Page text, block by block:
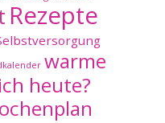
Rezepte
warme
heute?